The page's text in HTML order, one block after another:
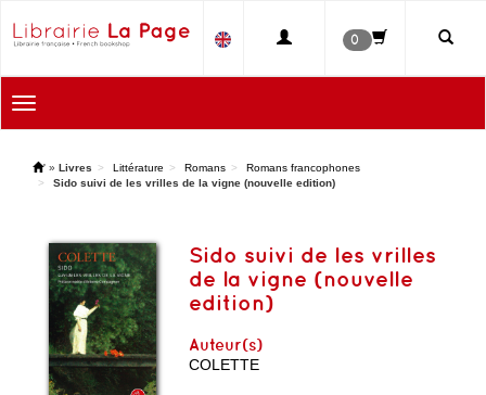
0
Toggle
navigation
' » Livres Littérature Romans
Romans francophones
Sido suivi de les vrilles de la vigne (nouvelle edition)
Sido suivi de les vrilles
de la vigne (nouvelle
edition)
Auteur(s)
COLETTE